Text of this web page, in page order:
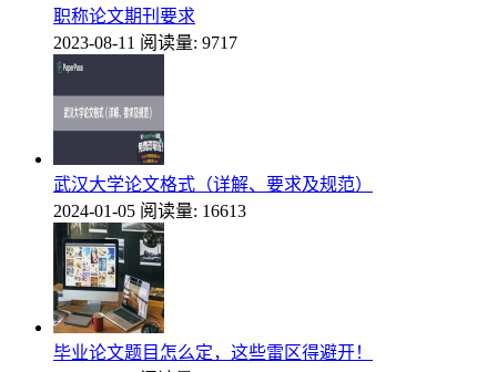
职称论文期刊要求
2023-08-11 阅读量: 9717
武汉大学论文格式（详解、要求及规范）
2024-01-05 阅读量: 16613
毕业论文题目怎么定，这些雷区得避开！